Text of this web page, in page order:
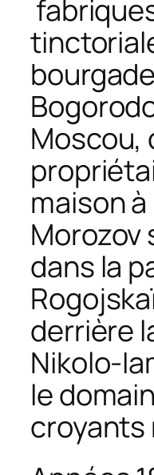
Moscou,
maison
Morozov
dans la
derrière
Nikolo-
le
croyants